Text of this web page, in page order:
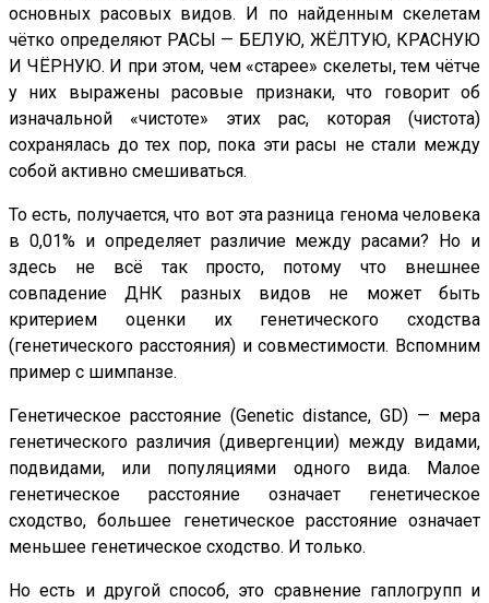
основных расовых видов. И по найденным скелетам
чётко определяют РАСЫ — БЕЛУЮ, ЖЁЛТУЮ, КРАСНУЮ
И ЧЁРНУЮ. И при этом, чем «старее» скелеты, тем чётче
у них выражены расовые признаки, что говорит об
изначальной «чистоте» этих рас, которая (чистота)
сохранялась до тех пор, пока эти расы не стали между
собой активно смешиваться.
То есть, получается, что вот эта разница генома человека
в 0,01% и определяет различие между расами? Но и
здесь не всё так просто, потому что внешнее
совпадение ДНК разных видов не может быть
критерием оценки их генетического сходства
(генетического расстояния) и совместимости. Вспомним
пример с шимпанзе.
Генетическое расстояние (Genetic distance, GD) — мера
генетического различия (дивергенции) между видами,
подвидами, или популяциями одного вида. Малое
генетическое расстояние означает генетическое
сходство, большее генетическое расстояние означает
меньшее генетическое сходство. И только.
Но есть и другой способ, это сравнение гаплогрупп и